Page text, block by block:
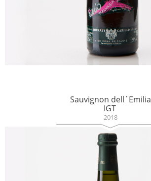
Sauvignon dell´Emilia
IGT
2018